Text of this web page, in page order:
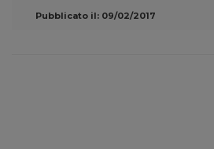
Pubblicato il: 09/02/2017